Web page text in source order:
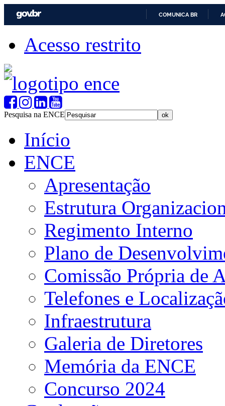
COMUNICA BR
Acesso restrito
Pesquisa na ENCE
Início
ENCE
Apresentação
Estrutura
Regimento Interno
Plano de
Comissão Própria de
Telefones e
Infraestrutura
Galeria de Diretores
Memória da ENCE
Concurso 2024